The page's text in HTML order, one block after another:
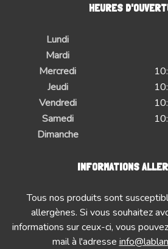
HEURES
Lundi
Mardi
Mercredi
Jeudi
Vendredi
Samedi
Dimanche
INFORMATIONS
Tous nos produits sont
allergènes. Si vous souhaitez
informations sur ceux-ci, vous
mail à l'adresse